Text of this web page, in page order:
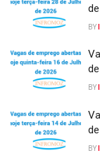
BY
BY
BY